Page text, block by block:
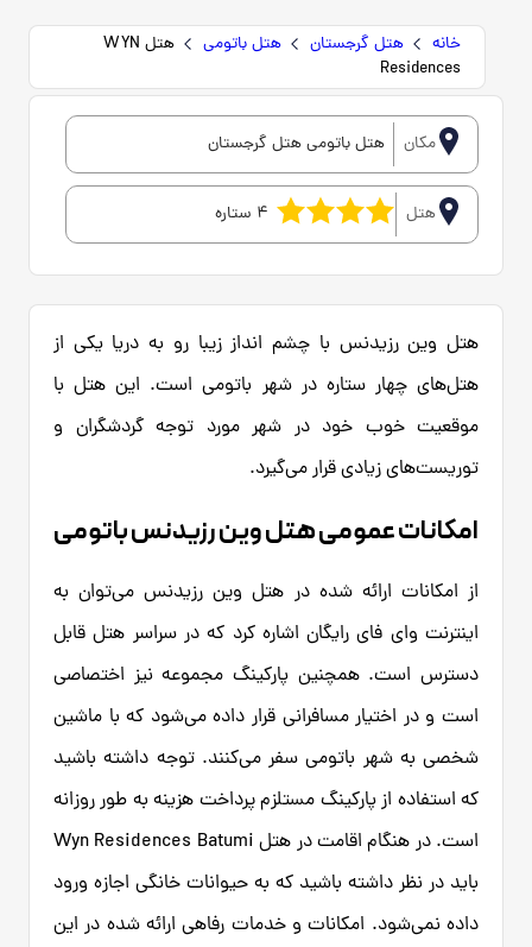
خانه هتل گرجستان هتل باتومی
هتل WYN
Residences
مکان هتل باتومی هتل گرجستان
هتل 4 ستاره
هتل وین رزیدنس با چشم انداز زیبا رو به دریا یکی از
هتل‌های چهار ستاره در شهر باتومی است. این هتل با
موقعیت خوب خود در شهر مورد توجه گردشگران و
توریست‌های زیادی قرار می‌گیرد.
امکانات عمومی هتل وین رزیدنس باتومی
از امکانات ارائه شده در هتل وین رزیدنس می‌توان به
اینترنت وای فای رایگان اشاره کرد که در سراسر هتل قابل
دسترس است. همچنین پارکینگ مجموعه نیز اختصاصی
است و در اختیار مسافرانی قرار داده می‌شود که با ماشین
شخصی به شهر باتومی سفر می‌کنند. توجه داشته باشید
که استفاده از پارکینگ مستلزم پرداخت هزینه به طور روزانه
است. در هنگام اقامت در هتل Wyn Residences Batumi
باید در نظر داشته باشید که به حیوانات خانگی اجازه ورود
داده نمی‌شود. امکانات و خدمات رفاهی ارائه شده در این